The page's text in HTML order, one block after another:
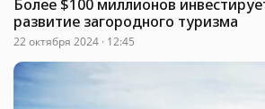
Более $100 миллионов
развитие загородного туризма
22 октября 2024 · 12:45